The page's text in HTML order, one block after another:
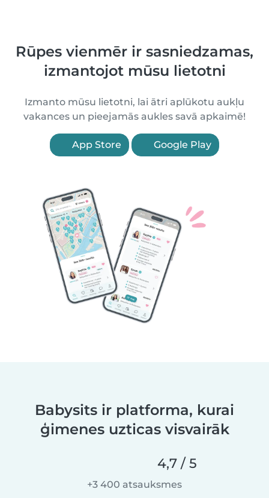
Rūpes vienmēr ir sasniedzamas,
izmantojot mūsu lietotni
Izmanto mūsu lietotni, lai ātri aplūkotu aukļu
vakances un pieejamās aukles savā apkaimē!
App Store Google Play
Babysits ir platforma, kurai
ģimenes uzticas visvairāk
4,7 / 5
+3 400 atsauksmes